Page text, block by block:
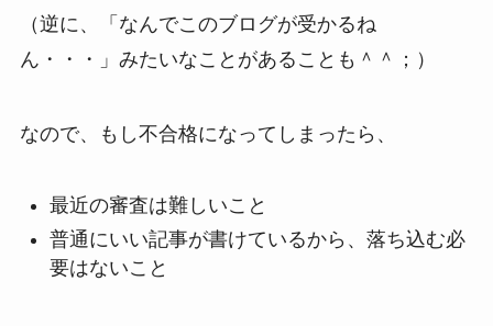
（逆に、「なんでこのブログが受かるね
ん・・・」みたいなことがあることも＾＾；）
なので、もし不合格になってしまったら、
最近の審査は難しいこと
普通にいい記事が書けているから、落ち込む必
要はないこと